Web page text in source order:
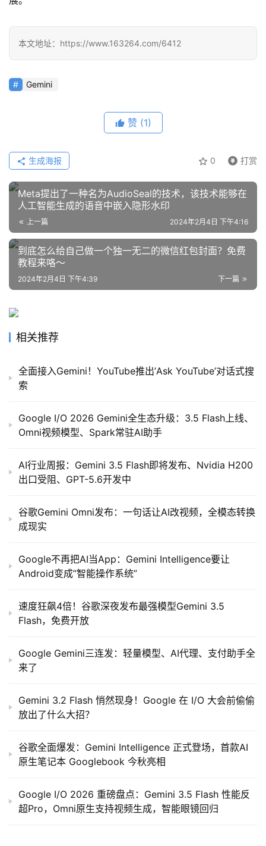
开
目
行
业
好
文
程
型
框
告
登录 注册
本文地址：https://www.163264.com/6412
Gemini
赞 (1)
0 打赏
生成海报
Meta提出了一种名为AudioSeal的技术，该技术能够在
人工智能生成的语音中嵌入隐形水印
上一篇 2024年2月4日 下午4:16
到底怎么给自己做一个独一无二的微信红包封面？免费
教程来咯～
下一篇
2024年2月4日 下午4:39
相关推荐
全面接入Gemini！YouTube推出’Ask YouTube’对话式搜
索
Google I/O 2026 Gemini全生态升级：3.5 Flash上线、
Omni视频模型、Spark常驻AI助手
AI行业周报：Gemini 3.5 Flash即将发布、Nvidia H200
出口受阻、GPT-5.6开发中
谷歌Gemini Omni发布：一句话让AI改视频，全模态转换
成现实
Google不再把AI当App：Gemini Intelligence要让
Android变成”智能操作系统”
速度狂飙4倍！谷歌深夜发布最强模型Gemini 3.5
Flash，免费开放
Google Gemini三连发：轻量模型、AI代理、支付助手全
来了
Gemini 3.2 Flash 悄然现身！Google 在 I/O 大会前偷偷
放出了什么大招？
谷歌全面爆发：Gemini Intelligence 正式登场，首款AI
原生笔记本 Googlebook 今秋亮相
Google I/O 2026 重磅盘点：Gemini 3.5 Flash 性能反
超Pro，Omni原生支持视频生成，智能眼镜回归